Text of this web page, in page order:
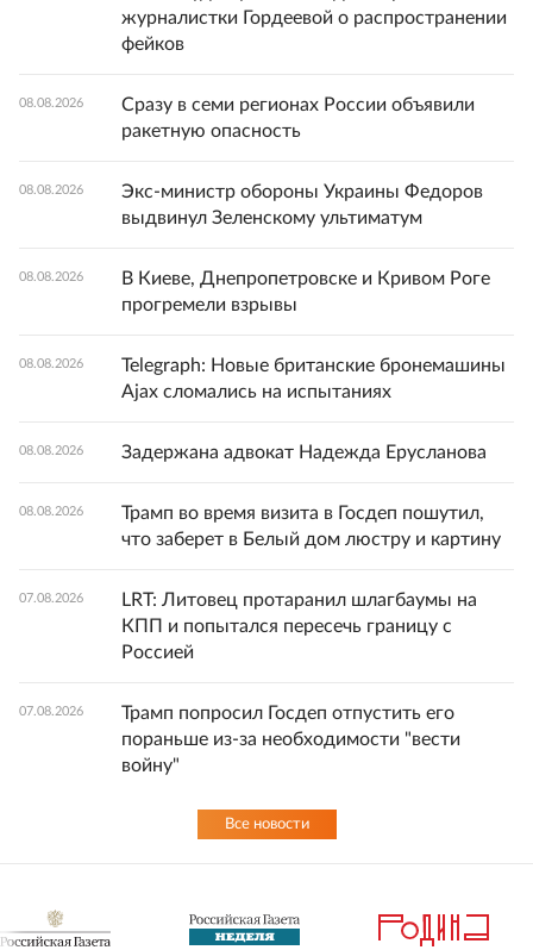
журналистки Гордеевой о распространении
фейков
08.08.2026
Сразу в семи регионах России объявили
ракетную опасность
08.08.2026
Экс-министр обороны Украины Федоров
выдвинул Зеленскому ультиматум
08.08.2026
В Киеве, Днепропетровске и Кривом Роге
прогремели взрывы
08.08.2026
Telegraph: Новые британские бронемашины
Ajax сломались на испытаниях
08.08.2026 Задержана адвокат Надежда Ерусланова
08.08.2026
Трамп во время визита в Госдеп пошутил,
что заберет в Белый дом люстру и картину
07.08.2026
LRT: Литовец протаранил шлагбаумы на
КПП и попытался пересечь границу с
Россией
07.08.2026
Трамп попросил Госдеп отпустить его
пораньше из-за необходимости "вести
войну"
Все новости